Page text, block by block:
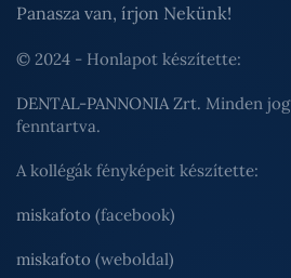
Panasza van, írjon Nekünk!
© 2024 - Honlapot készítette:
DENTAL-PANNONIA Zrt. Minden jog
fenntartva.
A kollégák fényképeit készítette:
miskafoto (facebook)
miskafoto (weboldal)